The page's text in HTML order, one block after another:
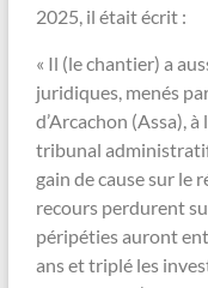
2025, il était écrit :
« Il (le chantier) a
juridiques, menés
d’Arcachon (Assa),
tribunal
gain de cause sur le
recours perdurent
péripéties auront
ans et triplé les